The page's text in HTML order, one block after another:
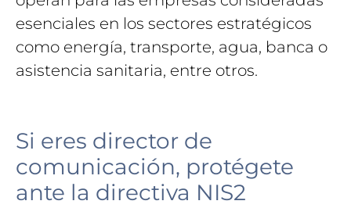
esenciales en los sectores estratégicos
como energía, transporte, agua, banca o
asistencia sanitaria, entre otros.
Si eres director de
comunicación, protégete
ante la directiva NIS2